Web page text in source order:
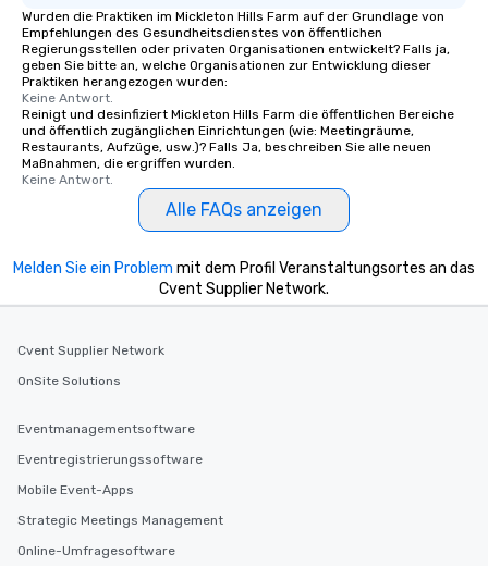
Wurden die Praktiken im Mickleton Hills Farm auf der Grundlage von
Empfehlungen des Gesundheitsdienstes von öffentlichen
Regierungsstellen oder privaten Organisationen entwickelt? Falls ja,
geben Sie bitte an, welche Organisationen zur Entwicklung dieser
Praktiken herangezogen wurden:
Keine Antwort.
Reinigt und desinfiziert Mickleton Hills Farm die öffentlichen Bereiche
und öffentlich zugänglichen Einrichtungen (wie: Meetingräume,
Restaurants, Aufzüge, usw.)? Falls Ja, beschreiben Sie alle neuen
Maßnahmen, die ergriffen wurden.
Keine Antwort.
Alle FAQs anzeigen
Melden Sie ein Problem mit dem Profil Veranstaltungsortes an das
Cvent Supplier Network.
Cvent Supplier Network
OnSite Solutions
Eventmanagementsoftware
Eventregistrierungssoftware
Mobile Event-Apps
Strategic Meetings Management
Online-Umfragesoftware